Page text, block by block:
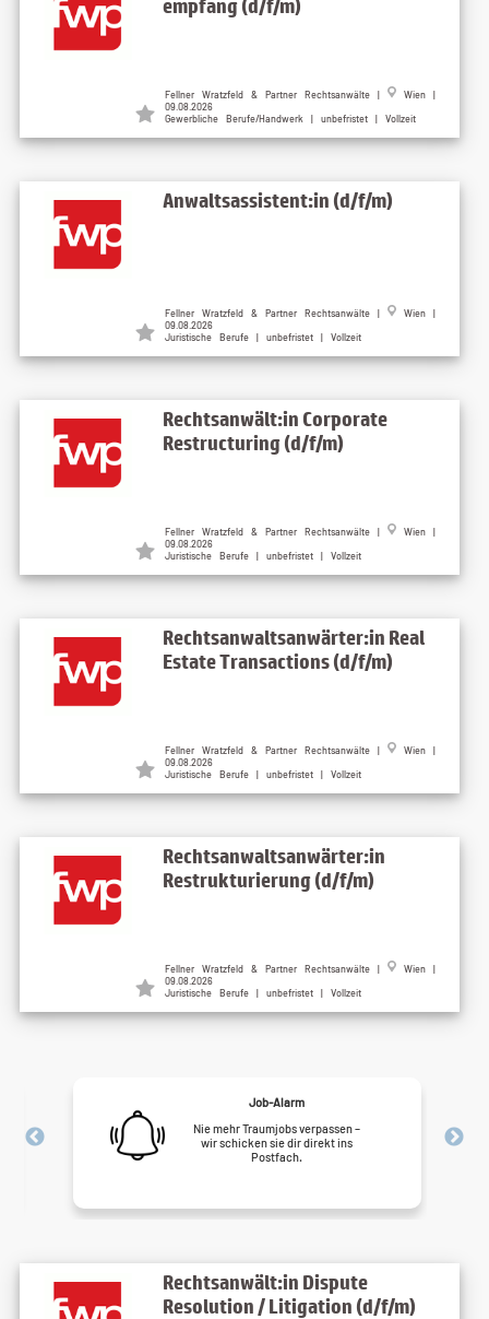
empfang (d/f/m)
Fellner Wratzfeld & Partner Rechtsanwälte |
Wien |
09.08.2026
Gewerbliche Berufe/Handwerk | unbefristet | Vollzeit
Anwaltsassistent:in (d/f/m)
Fellner Wratzfeld & Partner Rechtsanwälte |
Wien |
09.08.2026
Juristische Berufe | unbefristet | Vollzeit
Rechtsanwält:in Corporate
Restructuring (d/f/m)
Fellner Wratzfeld & Partner Rechtsanwälte |
Wien |
09.08.2026
Juristische Berufe | unbefristet | Vollzeit
Rechtsanwaltsanwärter:in Real
Estate Transactions (d/f/m)
Fellner Wratzfeld & Partner Rechtsanwälte |
Wien |
09.08.2026
Juristische Berufe | unbefristet | Vollzeit
Rechtsanwaltsanwärter:in
Restrukturierung (d/f/m)
Fellner Wratzfeld & Partner Rechtsanwälte |
Wien |
09.08.2026
Juristische Berufe | unbefristet | Vollzeit
Job-Alarm
Nie mehr Traumjobs verpassen –
wir schicken sie dir direkt ins
Postfach.
Rechtsanwält:in Dispute
Resolution / Litigation (d/f/m)